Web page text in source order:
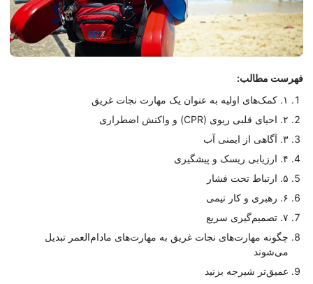
فهرست مطالب:
۱. کمک‌های اولیه به عنوان یک مهارت نجات غریق
۲. احیای قلبی ریوی (CPR) و واکنش اضطراری
۳. آگاهی از ایمنی آب
۴. ارزیابی ریسک و پیشگیری
۵. ارتباط تحت فشار
۶. رهبری و کار تیمی
۷. تصمیم‌گیری سریع
چگونه مهارت‌های نجات غریق به مهارت‌های مادام‌العمر تبدیل
می‌شوند
عمیق‌تر شیرجه بزنید